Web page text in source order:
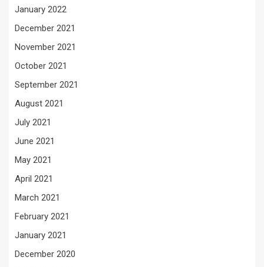
January 2022
December 2021
November 2021
October 2021
September 2021
August 2021
July 2021
June 2021
May 2021
April 2021
March 2021
February 2021
January 2021
December 2020